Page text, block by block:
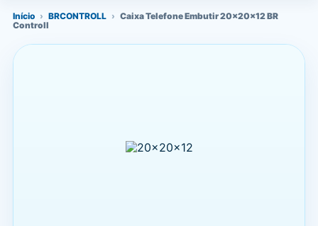
Início › BRCONTROLL › Caixa Telefone Embutir 20x20x12 BR
Controll